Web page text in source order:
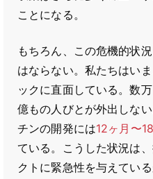
ことになる。
もちろん、この危機的状
はならない。私たちはい
ックに直面している。数
億もの人びとが外出しな
チンの開発には12ヶ月〜
ている。こうした状況は
クトに緊急性を与えてい